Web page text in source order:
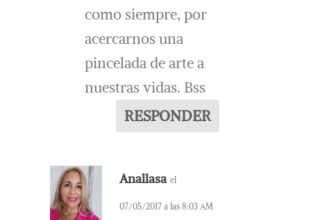
como siempre, por
acercarnos una
pincelada de arte a
nuestras vidas. Bss
RESPONDER
Anallasa el
07/05/2017 a las 8:03 AM